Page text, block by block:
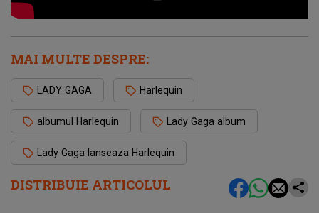
DISTRIBUIE ARTICOLUL
MAI MULTE DESPRE:
LADY GAGA Harlequin
albumul Harlequin Lady Gaga album
Lady Gaga lanseaza Harlequin